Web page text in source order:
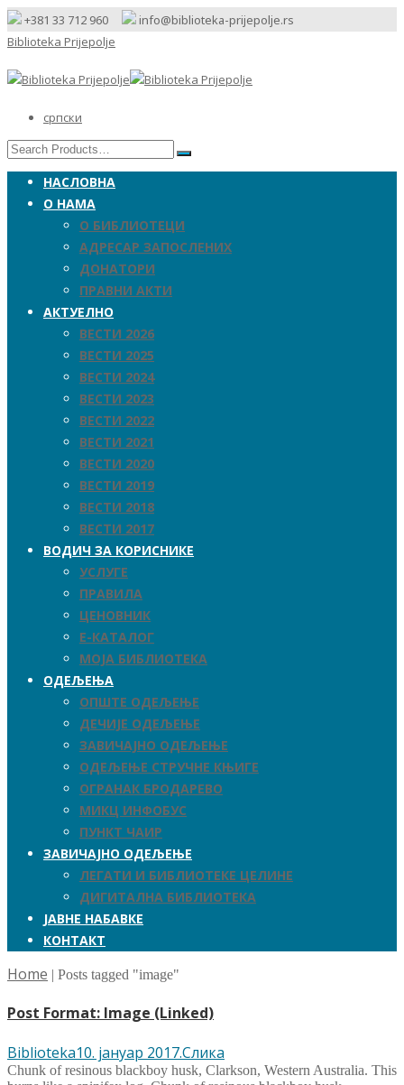
+381 33 712 960
info@biblioteka-prijepolje.rs
Biblioteka Prijepolje
српски
НАСЛОВНА
О НАМА
О БИБЛИОТЕЦИ
АДРЕСАР ЗАПОСЛЕНИХ
ДОНАТОРИ
ПРАВНИ АКТИ
АКТУЕЛНО
ВЕСТИ 2026
ВЕСТИ 2025
ВЕСТИ 2024
ВЕСТИ 2023
ВЕСТИ 2022
ВЕСТИ 2021
ВЕСТИ 2020
ВЕСТИ 2019
ВЕСТИ 2018
ВЕСТИ 2017
ВОДИЧ ЗА КОРИСНИКЕ
УСЛУГЕ
ПРАВИЛА
ЦЕНОВНИК
Е-КАТАЛОГ
МОЈА БИБЛИОТЕКА
ОДЕЉЕЊА
ОПШТЕ ОДЕЉЕЊЕ
ДЕЧИЈЕ ОДЕЉЕЊЕ
ЗАВИЧАЈНО ОДЕЉЕЊЕ
ОДЕЉЕЊЕ СТРУЧНЕ КЊИГЕ
ОГРАНАК БРОДАРЕВО
МИКЦ ИНФОБУС
ПУНКТ ЧАИР
ЗАВИЧАЈНО ОДЕЉЕЊЕ
ЛЕГАТИ И БИБЛИОТЕКЕ ЦЕЛИНЕ
ДИГИТАЛНА БИБЛИОТЕКА
ЈАВНЕ НАБАВКЕ
КОНТАКТ
Home | Posts tagged "image"
Post Format: Image (Linked)
Author
BibliotekaPosted
on
10. јануар 2017.Format
Слика
Chunk of resinous blackboy husk, Clarkson, Western Australia. This